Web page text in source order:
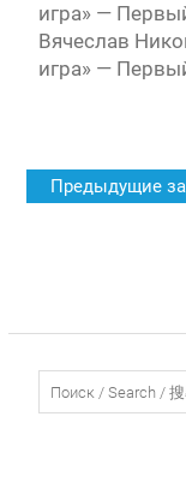
игра» —
Вячеслав
игра» —
Навигация
поПредыдущие